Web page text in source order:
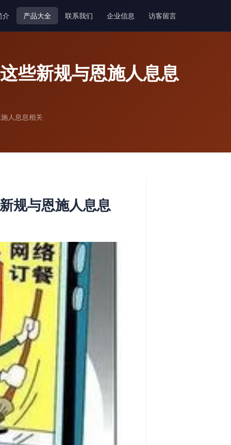
介 产品大全 联系我们 企业信息 访客留言
些新规与恩施人息息
人息息相关
规与恩施人息息